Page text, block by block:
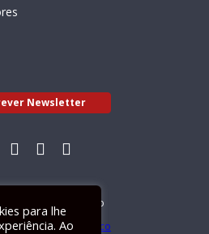
Newsletter
Electrónico
para lhe
Ao